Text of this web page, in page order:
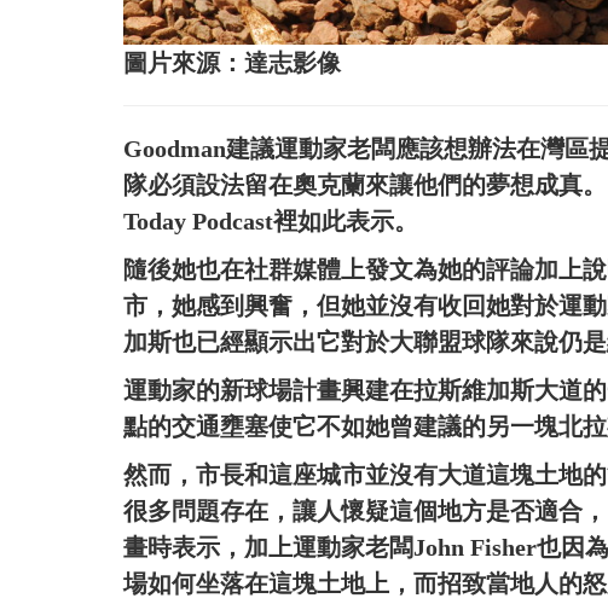
圖片來源：達志影像
Goodman建議運動家老闆應該想辦法在灣區
隊必須設法留在奧克蘭來讓他們的夢想成真
Today Podcast裡如此表示。
隨後她也在社群媒體上發文為她的評論加上
市，她感到興奮，但她並沒有收回她對於運
加斯也已經顯示出它對於大聯盟球隊來說仍是
運動家的新球場計畫興建在拉斯維加斯大道
點的交通壅塞使它不如她曾建議的另一塊北
然而，市長和這座城市並沒有大道這塊土地
很多問題存在，讓人懷疑這個地方是否適合
畫時表示，加上運動家老闆John Fisher也因
場如何坐落在這塊土地上，而招致當地人的怒